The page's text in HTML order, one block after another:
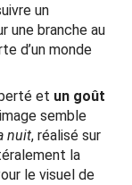
un
une branche au
d’un monde
et un goût
semble
nuit, réalisé sur
la
le visuel de